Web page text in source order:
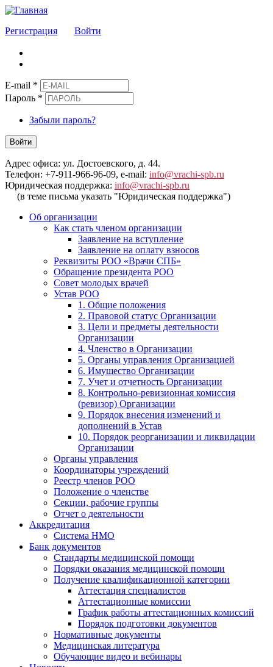
Регистрация Войти
E-mail *
Пароль *
Забыли пароль?
Войти
Адрес офиса: ул. Достоевского, д. 44.
Телефон: +7-911-966-96-09, e-mail: info@vrachi-spb.ru
Юридическая поддержка: info@vrachi-spb.ru
(в теме письма указать "Юридическая поддержка")
Об организации
Как стать членом организации
Заявление на вступление
Заявление на оплату взносов
Реквизиты РОО «Врачи СПБ»
Обращение президента РОО
Совет молодых врачей
Устав РОО
1. Общие положения
2. Правовой статус Организации
3. Цели и предметы деятельности
Организации
4. Членство в Организации
5. Органы управления Организацией
6. Имущество Организации
7. Учет и отчетность Организации
8. Контрольно-ревизионная комиссия
(ревизор) Организации
9. Порядок внесения изменений и
дополнений в Устав
10. Порядок реорганизации и ликвидации
Организации
Органы управления
Координаторы учреждений
Реестр членов РОО
Положение о членстве
Секции, рабочие группы
Отчет о деятельности
Аккредитация
Система НМО
Банк документов
Стандарты медицинской помощи
Порядки оказания медицинской помощи
Получение квалификационной категории
Аттестация специалистов
Аттестационные комиссии
График работы аттестационных комиссий
Порядок подготовки документов
Нормативные документы
Медицинская литература
Обучающие видео и вебинары